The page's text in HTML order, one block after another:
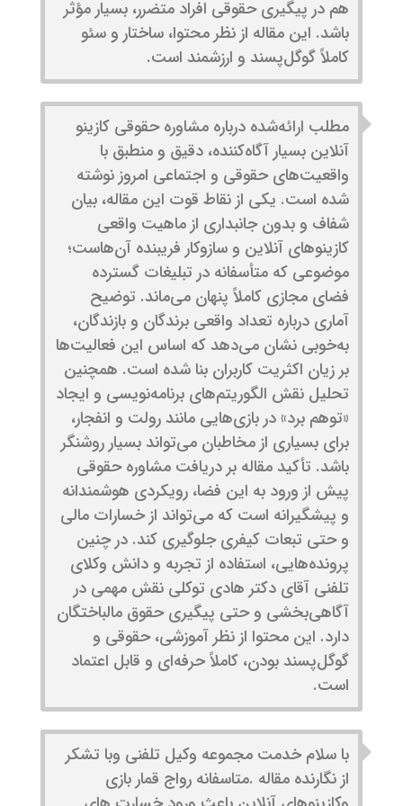
هم در پیگیری حقوقی افراد متضرر، بسیار مؤثر
باشد. این مقاله از نظر محتوا، ساختار و سئو
کاملاً گوگل‌پسند و ارزشمند است.
مطلب ارائه‌شده درباره مشاوره حقوقی کازینو
آنلاین بسیار آگاه‌کننده، دقیق و منطبق با
واقعیت‌های حقوقی و اجتماعی امروز نوشته
شده است. یکی از نقاط قوت این مقاله، بیان
شفاف و بدون جانبداری از ماهیت واقعی
کازینوهای آنلاین و سازوکار فریبنده آن‌هاست؛
موضوعی که متأسفانه در تبلیغات گسترده
فضای مجازی کاملاً پنهان می‌ماند. توضیح
آماری درباره تعداد واقعی برندگان و بازندگان،
به‌خوبی نشان می‌دهد که اساس این فعالیت‌ها
بر زیان اکثریت کاربران بنا شده است. همچنین
تحلیل نقش الگوریتم‌های برنامه‌نویسی و ایجاد
«توهم برد» در بازی‌هایی مانند رولت و انفجار،
برای بسیاری از مخاطبان می‌تواند بسیار روشنگر
باشد. تأکید مقاله بر دریافت مشاوره حقوقی
پیش از ورود به این فضا، رویکردی هوشمندانه
و پیشگیرانه است که می‌تواند از خسارات مالی
و حتی تبعات کیفری جلوگیری کند. در چنین
پرونده‌هایی، استفاده از تجربه و دانش وکلای
تلفنی آقای دکتر هادی توکلی نقش مهمی در
آگاهی‌بخشی و حتی پیگیری حقوق مالباختگان
دارد. این محتوا از نظر آموزشی، حقوقی و
گوگل‌پسند بودن، کاملاً حرفه‌ای و قابل اعتماد
است.
با سلام خدمت مجموعه وکیل تلفنی وبا تشکر
از نگارنده مقاله .متاسفانه رواج قمار بازی